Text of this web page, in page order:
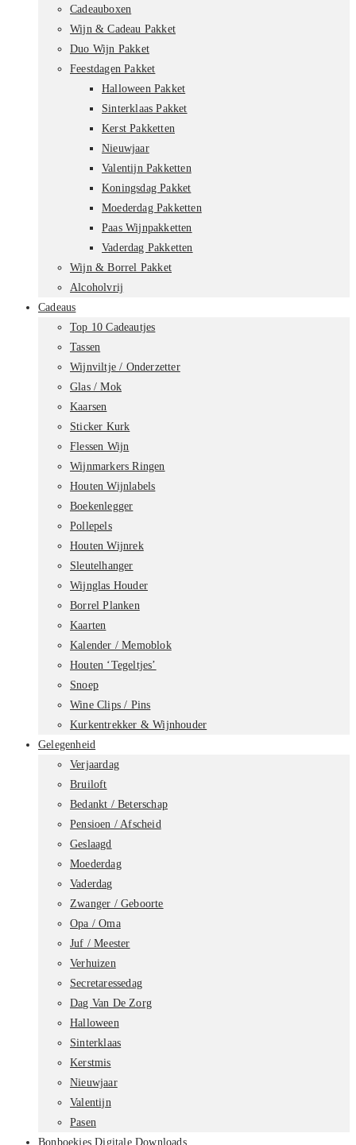
Cadeauboxen
Wijn & Cadeau Pakket
Duo Wijn Pakket
Feestdagen Pakket
Halloween Pakket
Sinterklaas Pakket
Kerst Pakketten
Nieuwjaar
Valentijn Pakketten
Koningsdag Pakket
Moederdag Pakketten
Paas Wijnpakketten
Vaderdag Pakketten
Wijn & Borrel Pakket
Alcoholvrij
Cadeaus
Top 10 Cadeautjes
Tassen
Wijnviltje / Onderzetter
Glas / Mok
Kaarsen
Sticker Kurk
Flessen Wijn
Wijnmarkers Ringen
Houten Wijnlabels
Boekenlegger
Pollepels
Houten Wijnrek
Sleutelhanger
Wijnglas Houder
Borrel Planken
Kaarten
Kalender / Memoblok
Houten ‘Tegeltjes’
Snoep
Wine Clips / Pins
Kurkentrekker & Wijnhouder
Gelegenheid
Verjaardag
Bruiloft
Bedankt / Beterschap
Pensioen / Afscheid
Geslaagd
Moederdag
Vaderdag
Zwanger / Geboorte
Opa / Oma
Juf / Meester
Verhuizen
Secretaressedag
Dag Van De Zorg
Halloween
Sinterklaas
Kerstmis
Nieuwjaar
Valentijn
Pasen
Bonboekjes Digitale Downloads